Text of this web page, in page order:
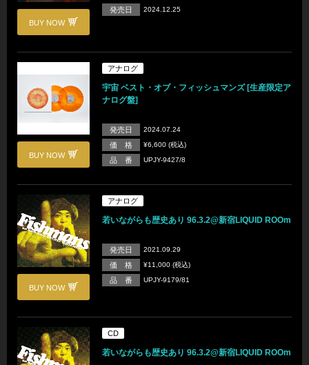
BUY NOW
発売日 2024.12.25
BUY NOW
アナログ
宇宙 ベスト・オブ・フィッシュマンズ [生産限定ア
ナログ盤]
発売日 2024.07.24
価 格 ¥6,600 (税込)
品 番 UPJY-9427/8
BUY NOW
アナログ
若いながらも歴史あり 96.3.2@新宿LIQUID ROOm
発売日 2021.09.29
価 格 ¥11,000 (税込)
品 番 UPJY-9179/81
CD
若いながらも歴史あり 96.3.2@新宿LIQUID ROOm